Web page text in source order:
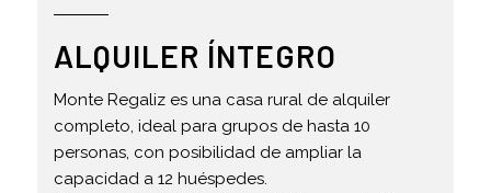
ALQUILER ÍNTEGRO
Monte Regaliz es una casa rural de alquiler
completo, ideal para grupos de hasta 10
personas, con posibilidad de ampliar la
capacidad a 12 huéspedes.